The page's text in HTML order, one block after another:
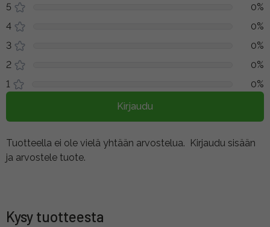
5
0%
4
0%
3
0%
2
0%
1
0%
Kirjaudu
Tuotteella ei ole vielä yhtään arvostelua. Kirjaudu sisään
ja arvostele tuote.
Kysy tuotteesta